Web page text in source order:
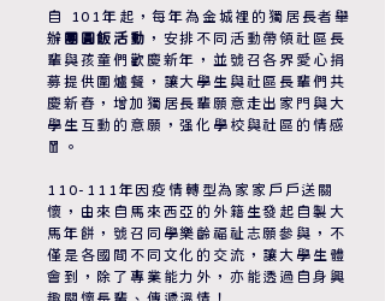
自 101年起，每年為金城裡的獨居長者舉
辦 團圓飯活動 ，安排不同活動帶領社區長
輩與孩童們歡慶新年，並號召各界愛心捐
募提供圍爐餐，讓大學生與社區長輩們共
慶新春，增加獨居長輩願意走出家門與大
學生互動的意願，强化學校與社區的情感
🧧。
110-111年因疫情轉型為家家戶戶送關
懷，由來自馬來西亞的外籍生發起自製大
馬年餅，號召同學樂齡福祉志願參與，不
僅是各國間不同文化的交流，讓大學生體
會到，除了專業能力外，亦能透過自身興